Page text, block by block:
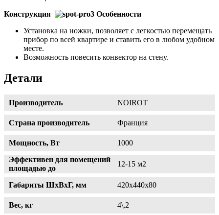
Конструкция
Особенности
Установка на ножки, позволяет с легкостью перемещать
прибор по всей квартире и ставить его в любом удобном
месте.
Возможность повесить конвектор на стену.
Детали
Производитель NOIROT
Страна производитель Франция
Мощность, Вт
1000
Эффективен для помещений
площадью до
12-15 м2
Габариты ШхВхГ, мм 420х440х80
Вес, кг 4\,2